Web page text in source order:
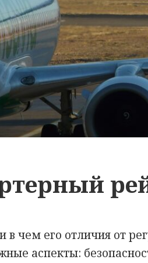
в чем его отличия от
аспекты: